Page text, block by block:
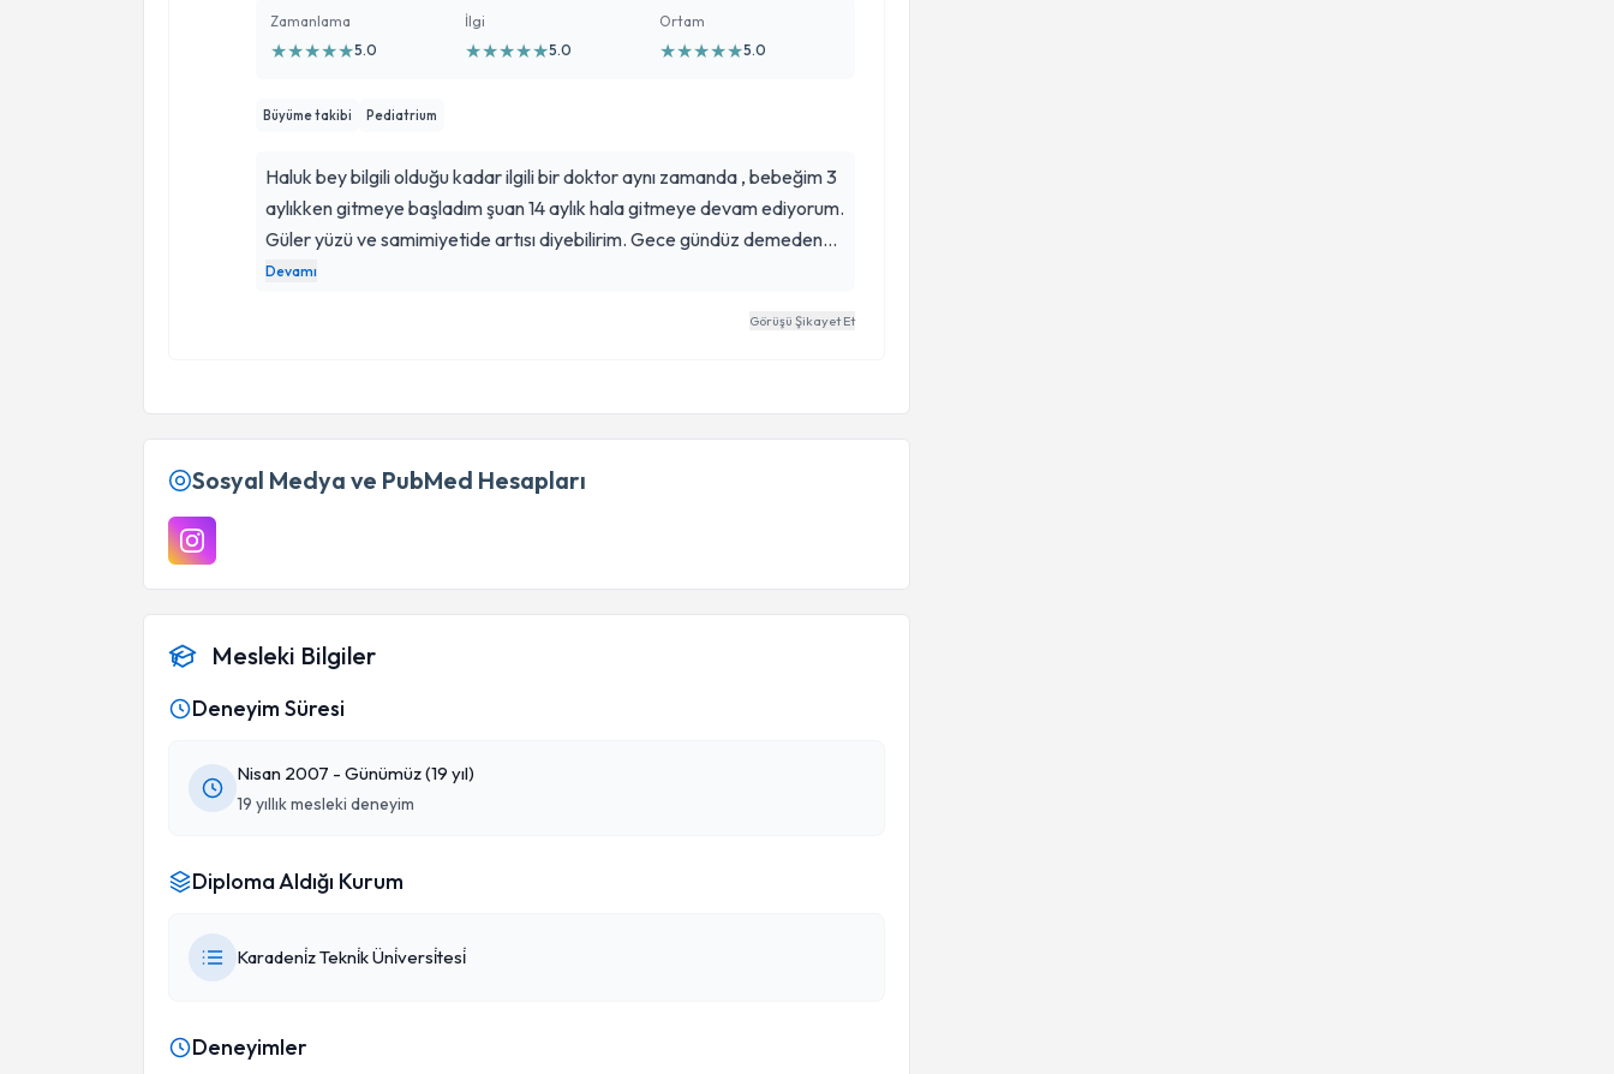
Zamanlama
★★★★★5.0
İlgi
★★★★★5.0
Ortam
★★★★★5.0
Büyüme takibi Pediatrium
Haluk bey bilgili olduğu kadar ilgili bir doktor aynı zamanda , bebeğim 3
aylıkken gitmeye başladım şuan 14 aylık hala gitmeye devam ediyorum.
Güler yüzü ve samimiyetide artısı diyebilirim. Gece gündüz demeden
her zaman dönüş yapıp ilgilenen bir doktor. Kendisine çok teşekkür
Devamı
Görüşü Şikayet Et
Sosyal Medya ve PubMed Hesapları
Mesleki Bilgiler
Deneyim Süresi
Nisan 2007 - Günümüz (19 yıl)
19 yıllık mesleki deneyim
Diploma Aldığı Kurum
Karadeni̇z Tekni̇k Üni̇versi̇tesi̇
Deneyimler